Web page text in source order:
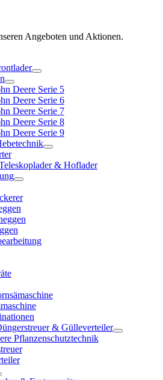
Angeboten und Aktionen.
Deere Serie 5
Deere Serie 6
Deere Serie 7
Deere Serie 8
Deere Serie 9
& Hoflader
& Gülleverteiler
Pflanzenschutztechnik